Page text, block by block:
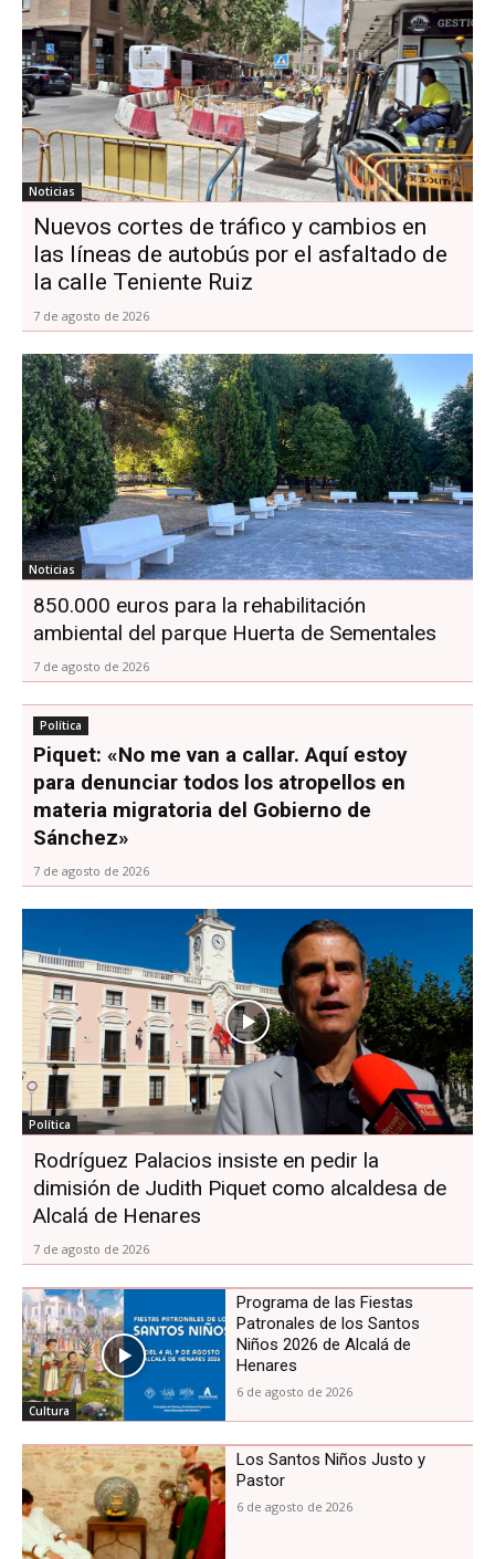
Noticias
Nuevos cortes de tráfico y cambios en
las líneas de autobús por el asfaltado de
la calle Teniente Ruiz
7 de agosto de 2026
Noticias
850.000 euros para la rehabilitación
ambiental del parque Huerta de Sementales
7 de agosto de 2026
Política
Piquet: «No me van a callar. Aquí estoy
para denunciar todos los atropellos en
materia migratoria del Gobierno de
Sánchez»
7 de agosto de 2026
Política
Rodríguez Palacios insiste en pedir la
dimisión de Judith Piquet como alcaldesa de
Alcalá de Henares
7 de agosto de 2026
Cultura
Programa de las Fiestas
Patronales de los Santos
Niños 2026 de Alcalá de
Henares
6 de agosto de 2026
Los Santos Niños Justo y
Pastor
6 de agosto de 2026